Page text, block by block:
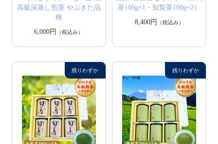
高級深蒸し煎茶 やぶきた品
種
6,000円
（税込み）
茶100g×1・知覧茶100g×2）
8,400円
（税込み）